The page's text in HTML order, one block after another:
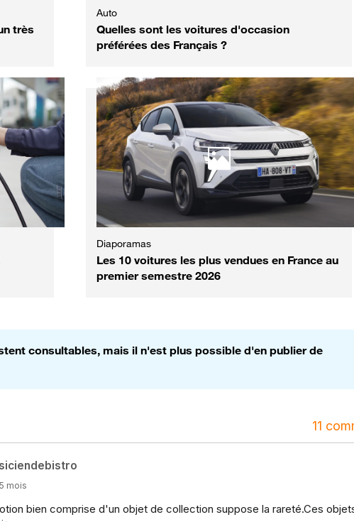
très
Auto
Quelles sont les voitures d'occasion
préférées des Français ?
Diaporamas
Les 10 voitures les plus vendues en France au
premier semestre 2026
consultables, mais il n'est plus possible d'en publier de